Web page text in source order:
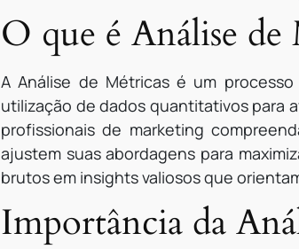
O que é Análise de
A Análise de Métricas é um
utilização de dados quantitativos para
profissionais de marketing
ajustem suas abordagens para
brutos em insights valiosos que
Importância da